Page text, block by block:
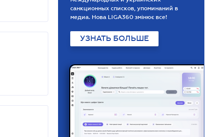
санкционных списков, упоминаний в
медиа. Нова LIGA360 змінює все!
УЗНАТЬ БОЛЬШЕ